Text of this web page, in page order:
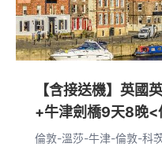
【含接送機】英國
+牛津劍橋9天8晚<
倫敦-溫莎-牛津-倫敦-科